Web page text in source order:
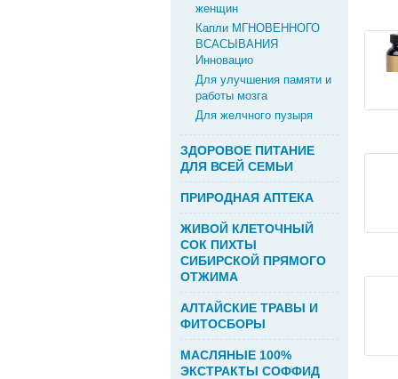
женщин
Капли МГНОВЕННОГО
ВСАСЫВАНИЯ
Инновацио
Для улучшения памяти и
работы мозга
Для желчного пузыря
ЗДОРОВОЕ ПИТАНИЕ
ДЛЯ ВСЕЙ СЕМЬИ
ПРИРОДНАЯ АПТЕКА
ЖИВОЙ КЛЕТОЧНЫЙ
СОК ПИХТЫ
СИБИРСКОЙ ПРЯМОГО
ОТЖИМА
АЛТАЙСКИЕ ТРАВЫ И
ФИТОСБОРЫ
МАСЛЯНЫЕ 100%
ЭКСТРАКТЫ СОФФИД